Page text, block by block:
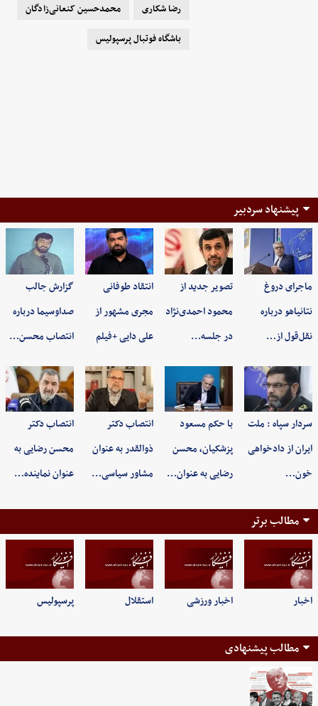
رضا شکاری
محمدحسین کنعانی‌زادگان
باشگاه فوتبال پرسپولیس
پیشنهاد سردبیر
ماجرای دروغ
نتانیاهو درباره
نقل‌قول از…
تصویر جدید از
محمود احمدی‌نژاد
در جلسه…
انتقاد طوفانی
مجری مشهور از
علی دایی +فیلم
گزارش جالب
صداوسیما درباره
انتصاب محسن…
سردار سپاه : ملت
ایران از دادخواهی
خون…
با حکم مسعود
پزشکیان، محسن
رضایی به عنوان…
انتصاب دکتر
ذوالقدر به عنوان
مشاور سیاسی…
انتصاب دکتر
محسن رضایی به
عنوان نماینده…
مطالب برتر
اخبار اخبار ورزشی استقلال پرسپولیس
مطالب پیشنهادی